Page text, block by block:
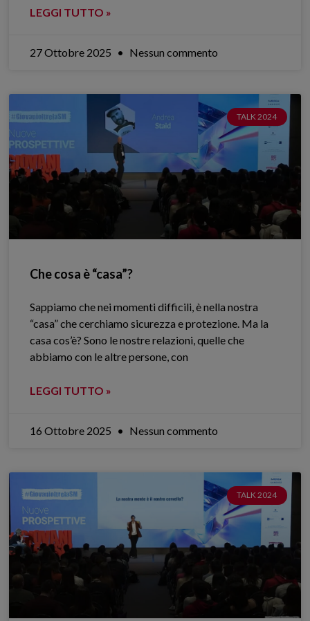
LEGGI TUTTO »
27 Ottobre 2025 Nessun commento
TALK 2024
Che cosa è “casa”?
Sappiamo che nei momenti difficili, è nella nostra
“casa” che cerchiamo sicurezza e protezione. Ma la
casa cos’è? Sono le nostre relazioni, quelle che
abbiamo con le altre persone, con
LEGGI TUTTO »
16 Ottobre 2025 Nessun commento
TALK 2024